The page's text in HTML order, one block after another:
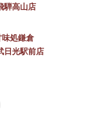
高山店
味処鎌倉
日光駅前店